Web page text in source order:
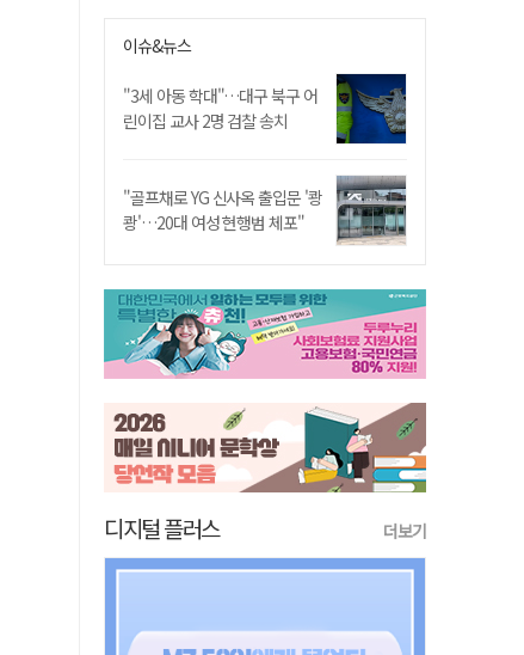
이슈&뉴스
"3세 아동 학대"…대구 북구 어
린이집 교사 2명 검찰 송치
"골프채로 YG 신사옥 출입문 '쾅
쾅'…20대 여성 현행범 체포"
디지털 플러스 더보기